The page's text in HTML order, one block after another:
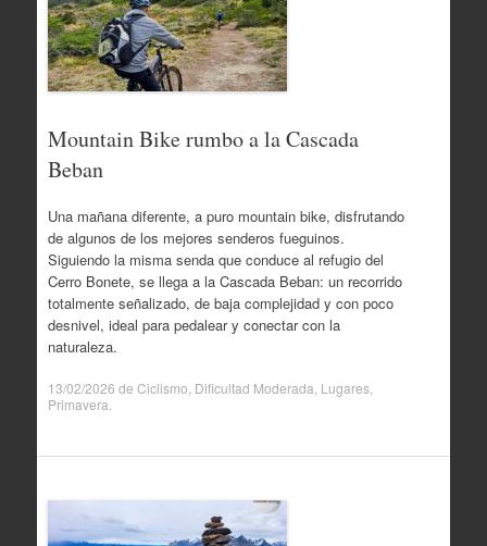
Mountain Bike rumbo a la Cascada
Beban
Una mañana diferente, a puro mountain bike, disfrutando
de algunos de los mejores senderos fueguinos.
Siguiendo la misma senda que conduce al refugio del
Cerro Bonete, se llega a la Cascada Beban: un recorrido
totalmente señalizado, de baja complejidad y con poco
desnivel, ideal para pedalear y conectar con la
naturaleza.
13/02/2026 de Ciclismo Dificultad Moderada Lugares,
Primavera